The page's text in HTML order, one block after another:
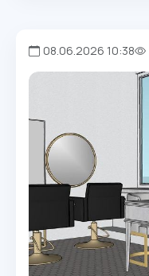
08.06.2026 10:38